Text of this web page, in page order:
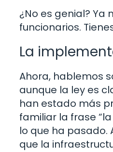
¿No es genial?
funcionarios.
La
Ahora, hablemos
aunque la ley es
han estado más
familiar la frase
lo que ha pasado.
que la